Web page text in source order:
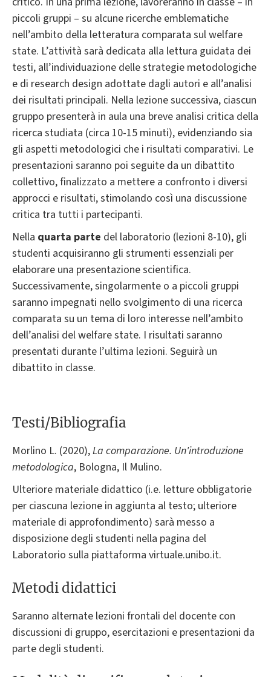
piccoli gruppi – su alcune ricerche emblematiche
nell’ambito della letteratura comparata sul welfare
state. L’attività sarà dedicata alla lettura guidata dei
testi, all’individuazione delle strategie metodologiche
e di research design adottate dagli autori e all’analisi
dei risultati principali. Nella lezione successiva, ciascun
gruppo presenterà in aula una breve analisi critica della
ricerca studiata (circa 10-15 minuti), evidenziando sia
gli aspetti metodologici che i risultati comparativi. Le
presentazioni saranno poi seguite da un dibattito
collettivo, finalizzato a mettere a confronto i diversi
approcci e risultati, stimolando così una discussione
critica tra tutti i partecipanti.
Nella quarta parte del laboratorio (lezioni 8-10), gli
studenti acquisiranno gli strumenti essenziali per
elaborare una presentazione scientifica.
Successivamente, singolarmente o a piccoli gruppi
saranno impegnati nello svolgimento di una ricerca
comparata su un tema di loro interesse nell’ambito
dell’analisi del welfare state. I risultati saranno
presentati durante l’ultima lezioni. Seguirà un
dibattito in classe.
Testi/Bibliografia
Morlino L. (2020),La comparazione. Un'introduzione
metodologica, Bologna, Il Mulino.
Ulteriore materiale didattico (i.e. letture obbligatorie
per ciascuna lezione in aggiunta al testo; ulteriore
materiale di approfondimento) sarà messo a
disposizione degli studenti nella pagina del
Laboratorio sulla piattaforma virtuale.unibo.it.
Metodi didattici
Saranno alternate lezioni frontali del docente con
discussioni di gruppo, esercitazioni e presentazioni da
parte degli studenti.